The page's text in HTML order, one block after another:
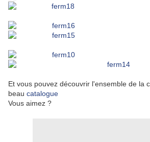
Et vous pouvez découvrir l'ensemble de la
beau catalogue
Vous aimez ?